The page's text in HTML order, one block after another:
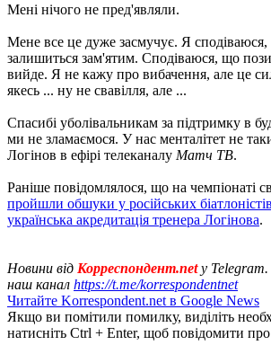
Мені нічого не пред'являли.
Мене все це дуже засмучує. Я
залишиться зам'ятим. Сподіваюся, що
вийде. Я не кажу про вибачення, але це
якесь ... ну не свавілля, але ...
Спасибі уболівальникам за підтримку в
ми не зламаємося. У нас менталітет не
Логінов в ефірі телеканалу Матч ТВ.
Раніше повідомлялося, що на чемпіонаті
пройшли обшуки у російських біатлоністів
українська акредитація тренера Логінова.
Новини від Корреспондент.net у
наш канал https://t.me/korrespondentnet
Читайте Korrespondent.net в Google News
Якщо ви помітили помилку, виділіть
натисніть Ctrl + Enter, щоб повідомити